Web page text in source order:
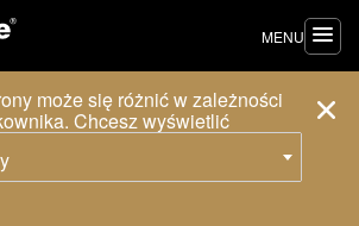
może się różnić w zależności
Chcesz wyświetlić
MENU